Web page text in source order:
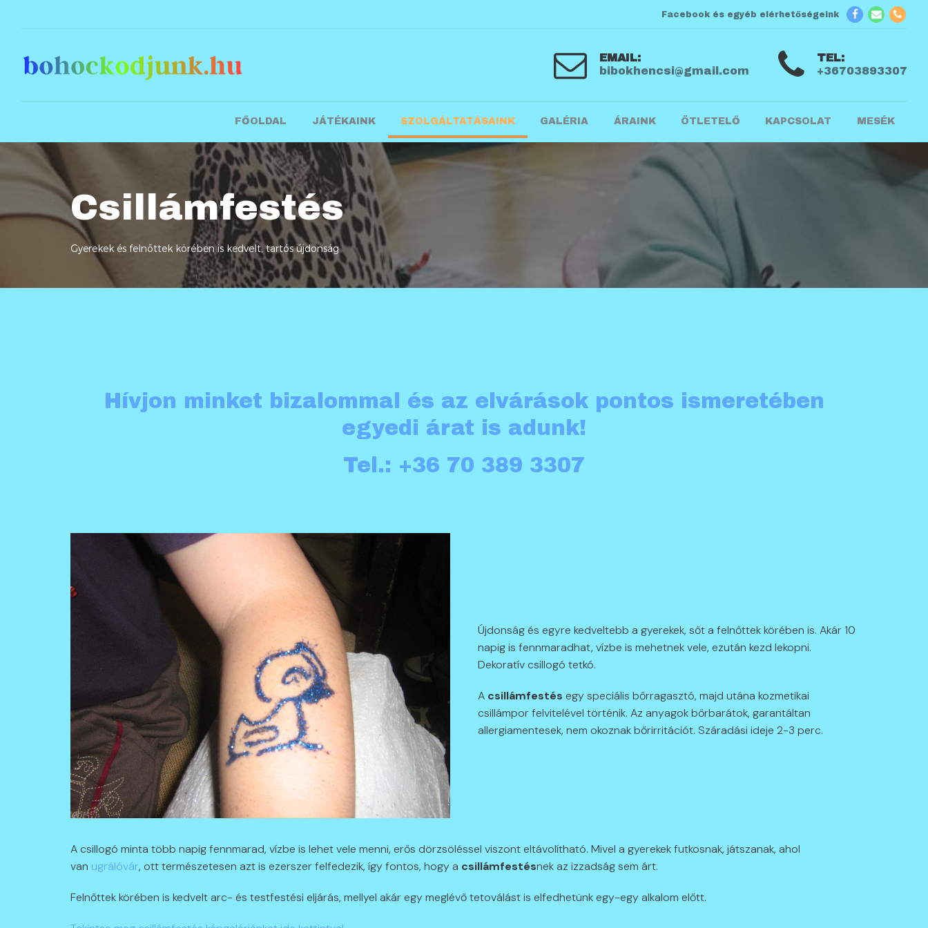
Facebook és egyéb elérhetőségeink
EMAIL:
bibokhencsi@gmail.com
TEL:
+36703893307
FŐOLDAL JÁTÉKAINK SZOLGÁLTATÁSAINK GALÉRIA ÁRAINK ÖTLETELŐ KAPCSOLAT MESÉK
Csillámfestés
Gyerekek és felnőttek körében is kedvelt, tartós újdonság
Hívjon minket bizalommal és az elvárások pontos ismeretében
egyedi árat is adunk!
Tel.: +36 70 389 3307
Újdonság és egyre kedveltebb a gyerekek, sőt a felnőttek körében is. Akár 10
napig is fennmaradhat, vízbe is mehetnek vele, ezután kezd lekopni.
Dekoratív csillogó tetkó.
A csillámfestés egy speciális bőrragasztó, majd utána kozmetikai
csillámpor felvitelével történik. Az anyagok bőrbarátok, garantáltan
allergiamentesek, nem okoznak bőrirritációt. Száradási ideje 2-3 perc.
A csillogó minta több napig fennmarad, vízbe is lehet vele menni, erős dörzsöléssel viszont eltávolítható. Mivel a gyerekek futkosnak, játszanak, ahol
van ugrálóvár, ott természetesen azt is ezerszer felfedezik, így fontos, hogy a csillámfestésnek az izzadság sem árt.
Felnőttek körében is kedvelt arc- és testfestési eljárás, mellyel akár egy meglévő tetoválást is elfedhetünk egy-egy alkalom előtt.